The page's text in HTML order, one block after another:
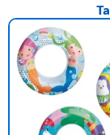
El
precio
original
era:
$